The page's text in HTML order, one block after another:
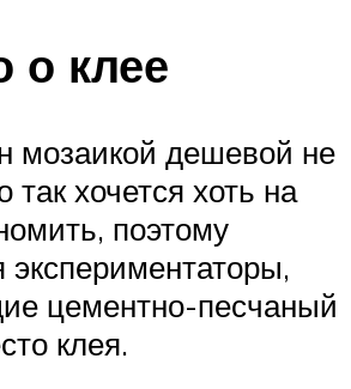
о клее
мозаикой дешевой не
так хочется хоть на
поэтому
экспериментаторы,
цементно-песчаный
клея.